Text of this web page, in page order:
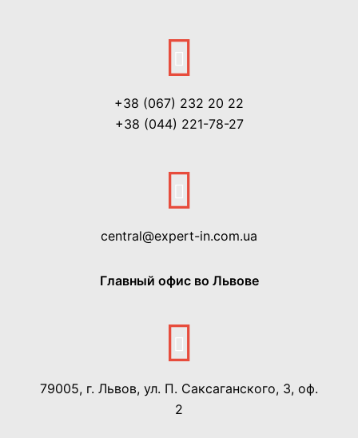
+38 (067) 232 20 22
+38 (044) 221-78-27
central@expert-in.com.ua
Главный офис во Львове
79005, г. Львов, ул. П. Саксаганского, 3, оф.
2